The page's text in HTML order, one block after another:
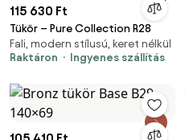
115 630 Ft
Tükör – Pure Collection R28
Fali, modern stílusú, keret nélkül
Raktáron
Ingyenes szállítás